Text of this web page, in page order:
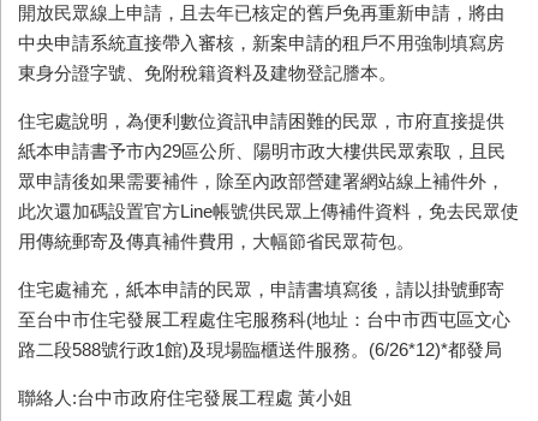
開放民眾線上申請，且去年已核定的舊戶免再重新申請，將由
中央申請系統直接帶入審核，新案申請的租戶不用強制填寫房
東身分證字號、免附稅籍資料及建物登記謄本。
住宅處說明，為便利數位資訊申請困難的民眾，市府直接提供
紙本申請書予市內29區公所、陽明市政大樓供民眾索取，且民
眾申請後如果需要補件，除至內政部營建署網站線上補件外，
此次還加碼設置官方Line帳號供民眾上傳補件資料，免去民眾使
用傳統郵寄及傳真補件費用，大幅節省民眾荷包。
住宅處補充，紙本申請的民眾，申請書填寫後，請以掛號郵寄
至台中市住宅發展工程處住宅服務科(地址：台中市西屯區文心
路二段588號行政1館)及現場臨櫃送件服務。(6/26*12)*都發局
聯絡人:台中市政府住宅發展工程處 黃小姐